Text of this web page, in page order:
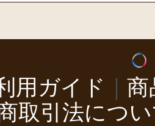
用ガイド
商
取引法につ